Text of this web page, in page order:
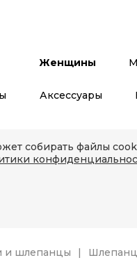
Женщины
Аксессуары
собирать файлы
и шлепанцы